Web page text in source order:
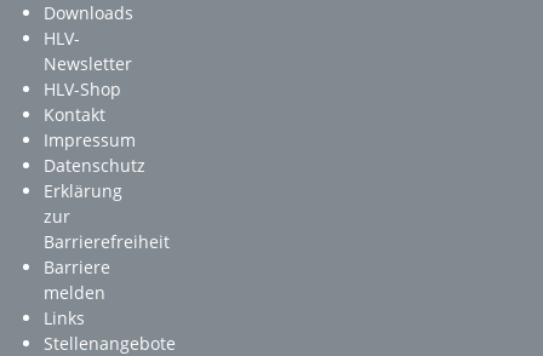
Downloads
HLV-
Newsletter
HLV-Shop
Kontakt
Impressum
Datenschutz
Erklärung
zur
Barrierefreiheit
Barriere
melden
Links
Stellenangebote